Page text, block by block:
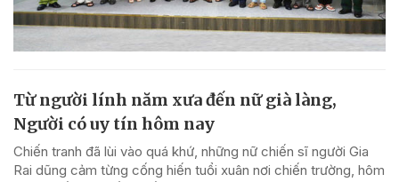
Từ người lính năm xưa đến nữ già làng,
Người có uy tín hôm nay
Chiến tranh đã lùi vào quá khứ, những nữ chiến sĩ người Gia
Rai dũng cảm từng cống hiến tuổi xuân nơi chiến trường, hôm